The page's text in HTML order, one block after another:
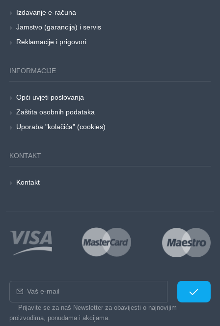
Izdavanje e-računa
Jamstvo (garancija) i servis
Reklamacije i prigovori
INFORMACIJE
Opći uvjeti poslovanja
Zaštita osobnih podataka
Uporaba "kolačića" (cookies)
KONTAKT
Kontakt
Prijavite se za naš Newsletter za obavijesti o najnovijim
proizvodima, ponudama i akcijama.